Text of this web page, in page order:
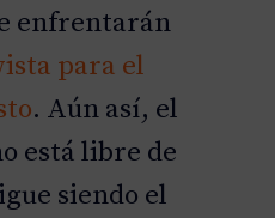
enfrentarán
para el
. Aún así, el
está libre de
siendo el